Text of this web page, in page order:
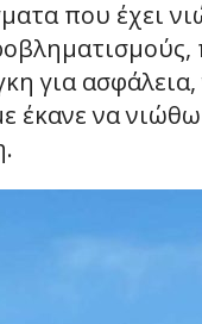
που έχει
για
έκανε να